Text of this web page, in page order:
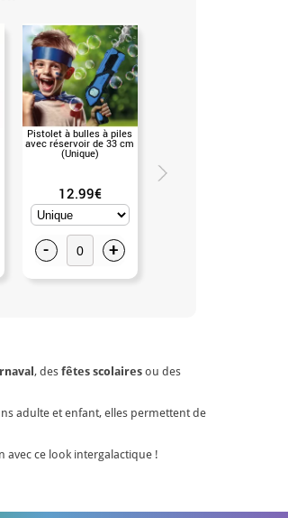
Pistolet à bulles à piles
avec réservoir de 33 cm
(Unique)
12.99€
- +
, des fêtes scolaires ou des
adulte et enfant, elles permettent de
ce look intergalactique !